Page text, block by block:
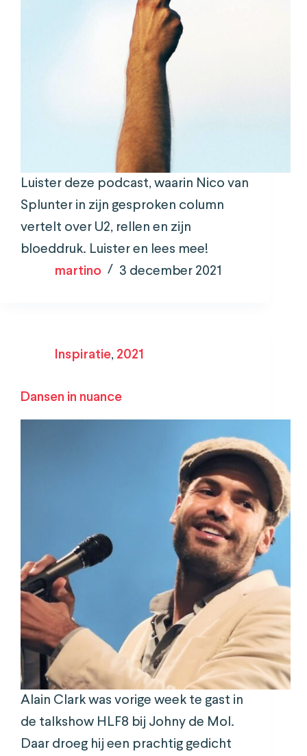
Luister deze podcast, waarin Nico van
Splunter in zijn gesproken column
vertelt over U2, rellen en zijn
bloeddruk. Luister en lees mee!
martino 3 december 2021
Inspiratie, 2021
Dansen in nuance
Alain Clark was vorige week te gast in
de talkshow HLF8 bij Johny de Mol.
Daar droeg hij een prachtig gedicht